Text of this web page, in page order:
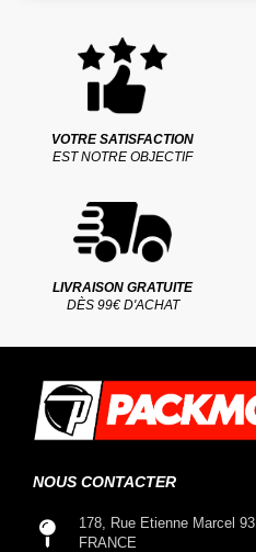
VOTRE SATISFACTION
EST NOTRE OBJECTIF
LIVRAISON GRATUITE
DÈS 99€ D'ACHAT
NOUS CONTACTER
178, Rue Etienne Marcel
FRANCE